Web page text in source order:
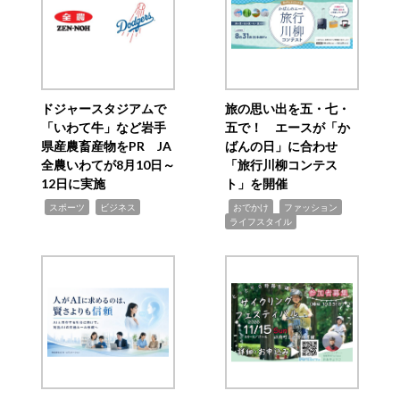
ドジャースタジアムで
「いわて牛」など岩手
県産農畜産物をPR JA
全農いわてが8月10日～
12日に実施
スポーツ ビジネス
旅の思い出を五・七・
五で！ エースが「か
ばんの日」に合わせ
「旅行川柳コンテス
ト」を開催
おでかけ ファッション
ライフスタイル